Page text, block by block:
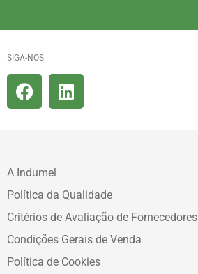
SIGA-NOS
A Indumel
Política da Qualidade
Critérios de Avaliação de Fornecedores
Condições Gerais de Venda
Política de Cookies